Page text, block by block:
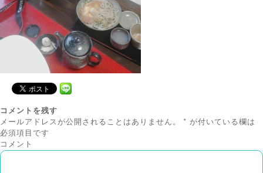
コメントを残す
メールアドレスが公開されることはありません。
* が付いている欄は
必須項目です
コメント